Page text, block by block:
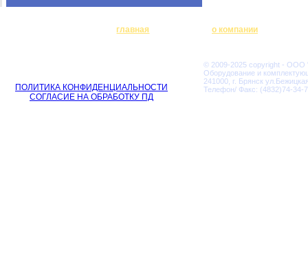
главная о компании
ПОЛИТИКА КОНФИДЕНЦИАЛЬНОСТИ
СОГЛАСИЕ НА ОБРАБОТКУ ПД
© 2009-2025 copyright - ООО
Оборудование и
241000, г. Брянск
Телефон/ Факс: (4832)74-34-